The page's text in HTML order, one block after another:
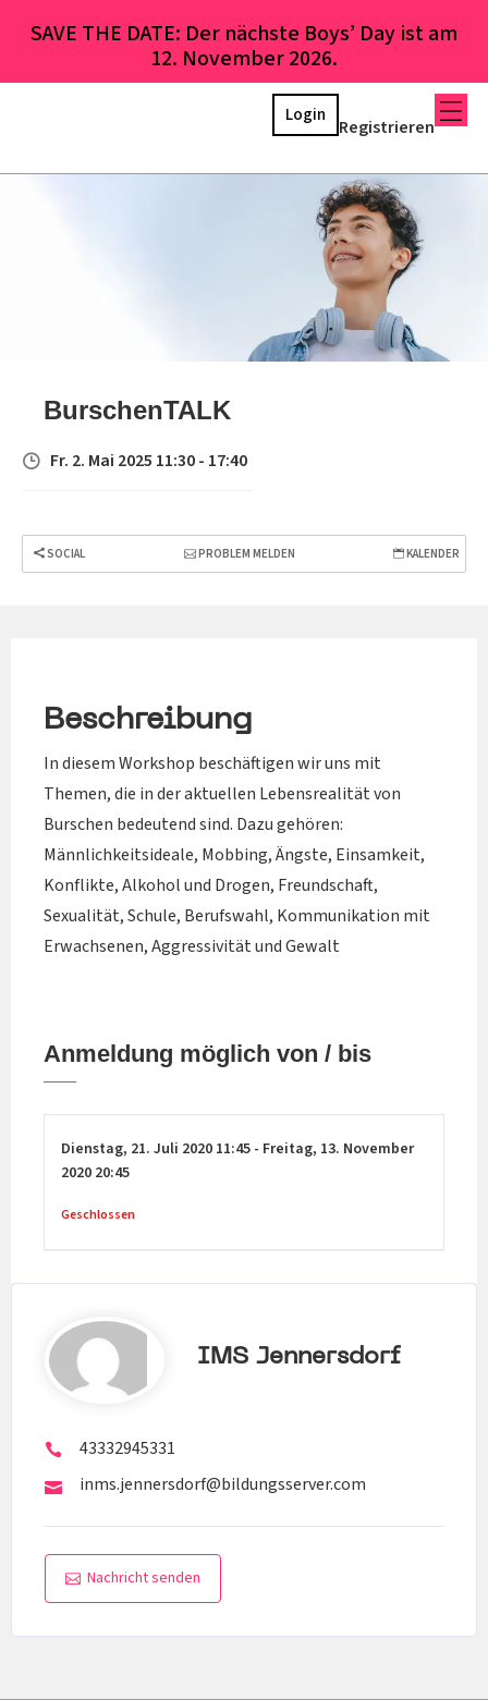
SAVE THE DATE: Der nächste Boys’ Day ist am
12. November 2026.
Registrieren
Login
BurschenTALK
Fr. 2. Mai 2025 11:30 - 17:40
SOCIAL PROBLEM MELDEN KALENDER
Beschreibung
In diesem Workshop beschäftigen wir uns mit
Themen, die in der aktuellen Lebensrealität von
Burschen bedeutend sind. Dazu gehören:
Männlichkeitsideale, Mobbing, Ängste, Einsamkeit,
Konflikte, Alkohol und Drogen, Freundschaft,
Sexualität, Schule, Berufswahl, Kommunikation mit
Erwachsenen, Aggressivität und Gewalt
Anmeldung möglich von / bis
Dienstag, 21. Juli 2020 11:45 - Freitag, 13. November
2020 20:45
Geschlossen
IMS Jennersdorf
43332945331
inms.jennersdorf@bildungsserver.com
Nachricht senden